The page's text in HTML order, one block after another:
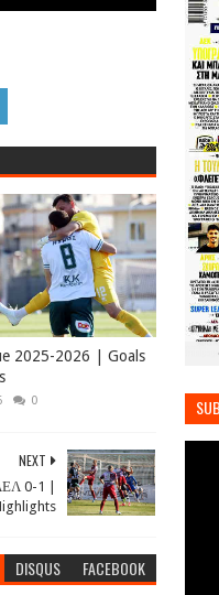
2025-2026 | Goals
0
NEXT
0-1 |
DISQUS FACEBOOK